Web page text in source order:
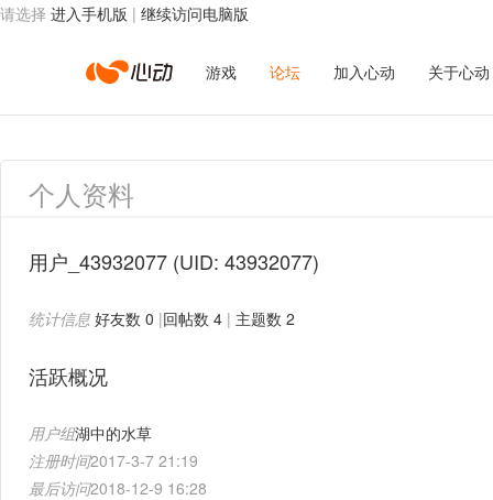
请选择 进入手机版 | 继续访问电脑版
心
动
络
游戏 论坛 加入心动 关于心动
个人资料
用户_43932077 (UID: 43932077)
统计信息 好友数 0 |回帖数 4 | 主题数 2
活跃概况
用户组湖中的水草
注册时间2017-3-7 21:19
最后访问2018-12-9 16:28